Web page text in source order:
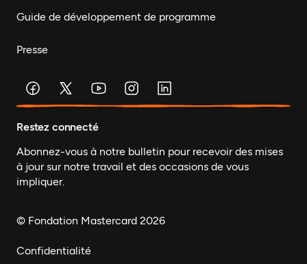
Guide de développement de programme
Presse
Restez connecté
Abonnez-vous à notre bulletin pour recevoir des mises
à jour sur notre travail et des occasions de vous
impliquer.
© Fondation Mastercard 2026
Confidentialité